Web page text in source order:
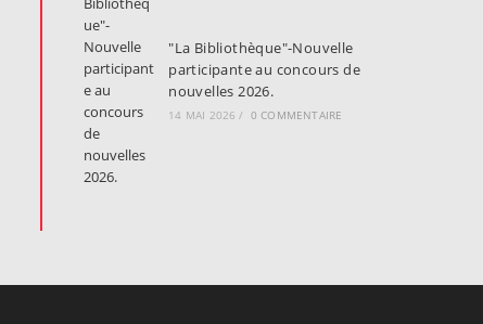
"La Bibliothèque"-Nouvelle
participante au concours de
nouvelles 2026.
14 MAI 2026 / 0 COMMENTAIRE